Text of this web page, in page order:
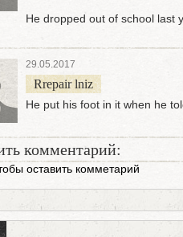
He dropped out of school last
29.05.2017
Rrepair lniz
He put his foot in it when he
комментарий:
оставить комметарий